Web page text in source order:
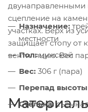
сцепление на
участках. Верх из
защищает стопу от
вентиляцию. Вес
Назначение:
местности
Пол:мужской
Вес: 306 г (пара)
Перепад высоты
Стелька:съёмная